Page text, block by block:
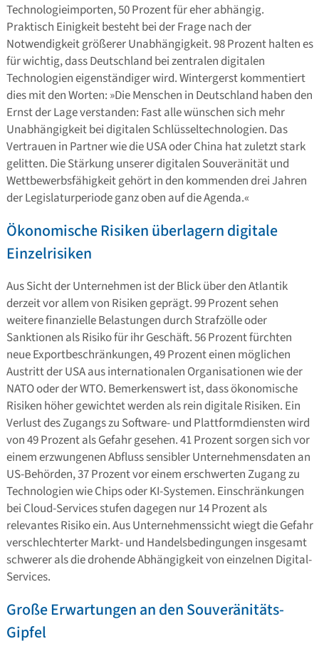
Technologieimporten, 50 Prozent für eher abhängig.
Praktisch Einigkeit besteht bei der Frage nach der
Notwendigkeit größerer Unabhängigkeit. 98 Prozent halten es
für wichtig, dass Deutschland bei zentralen digitalen
Technologien eigenständiger wird. Wintergerst kommentiert
dies mit den Worten: »Die Menschen in Deutschland haben den
Ernst der Lage verstanden: Fast alle wünschen sich mehr
Unabhängigkeit bei digitalen Schlüsseltechnologien. Das
Vertrauen in Partner wie die USA oder China hat zuletzt stark
gelitten. Die Stärkung unserer digitalen Souveränität und
Wettbewerbsfähigkeit gehört in den kommenden drei Jahren
der Legislaturperiode ganz oben auf die Agenda.«
Ökonomische Risiken überlagern digitale
Einzelrisiken
Aus Sicht der Unternehmen ist der Blick über den Atlantik
derzeit vor allem von Risiken geprägt. 99 Prozent sehen
weitere finanzielle Belastungen durch Strafzölle oder
Sanktionen als Risiko für ihr Geschäft. 56 Prozent fürchten
neue Exportbeschränkungen, 49 Prozent einen möglichen
Austritt der USA aus internationalen Organisationen wie der
NATO oder der WTO. Bemerkenswert ist, dass ökonomische
Risiken höher gewichtet werden als rein digitale Risiken. Ein
Verlust des Zugangs zu Software- und Plattformdiensten wird
von 49 Prozent als Gefahr gesehen. 41 Prozent sorgen sich vor
einem erzwungenen Abfluss sensibler Unternehmensdaten an
US-Behörden, 37 Prozent vor einem erschwerten Zugang zu
Technologien wie Chips oder KI-Systemen. Einschränkungen
bei Cloud-Services stufen dagegen nur 14 Prozent als
relevantes Risiko ein. Aus Unternehmenssicht wiegt die Gefahr
verschlechterter Markt- und Handelsbedingungen insgesamt
schwerer als die drohende Abhängigkeit von einzelnen Digital-
Services.
Große Erwartungen an den Souveränitäts-
Gipfel